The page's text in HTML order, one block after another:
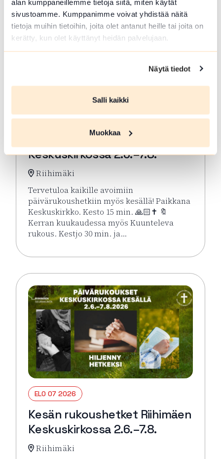
alan kumppaneillemme tietoja siitä, miten käytät
sivustoamme. Kumppanimme voivat yhdistää näitä
tietoja muihin tietoihin, joita olet antanut heille tai joita on
kerätty, kun olet käyttänyt heidän palvelujaan.
Näytä tiedot
Salli kaikki
Muokkaa
ELO 07 2026
Kesän rukoushetket Riihimäen
Keskuskirkossa 2.6.–7.8.
Riihimäki
Tervetuloa kaikille avoimiin
päivärukoushetkiin myös kesällä! Paikkana
Keskuskirkko. Kesto 15 min. 🙏🏻✝️ 🔖
Kerran kuukaudessa myös Kuunteleva
rukous. Kestjo 30 min. ja…
Lue lisää tapahtumasta Kesän rukoushetket
ELO 07 2026
Kesän rukoushetket Riihimäen
Keskuskirkossa 2.6.–7.8.
Riihimäki